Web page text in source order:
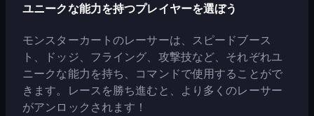
ユニークな能力を持つプレイヤーを選ぼう
モンスターカートのレーサーは、スピードブース
ト、ドッジ、フライング、攻撃技など、それぞれユ
ニークな能力を持ち、コマンドで使用することがで
きます。レースを勝ち進むと、より多くのレーサー
がアンロックされます！